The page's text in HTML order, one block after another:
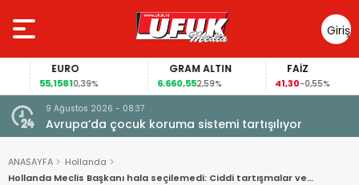
Giriş
Yap
EURO
55,15810,39%
GRAM ALTIN
6.660,552,59% -0,55%
9 Ağustos 2026 - 08:37
Avrupa’da çocuk koruma sistemi tartışılıyor
ANASAYFA
Hollanda
Hollanda Meclis Başkanı hala seçilemedi: Ciddi tartışmalar ve